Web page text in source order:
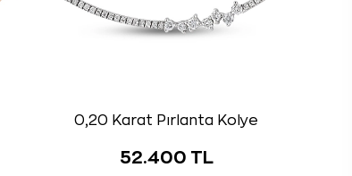
0,20 Karat Pırlanta Kolye
52.400 TL